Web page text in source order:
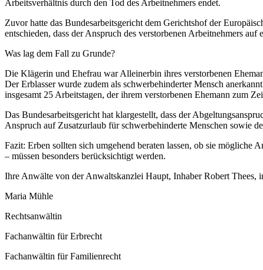
Arbeitsverhältnis durch den Tod des Arbeitnehmers endet.
Zuvor hatte das Bundesarbeitsgericht dem Gerichtshof der
entschieden, dass der Anspruch des verstorbenen Arbeitnehmers
Was lag dem Fall zu Grunde?
Die Klägerin und Ehefrau war Alleinerbin ihres verstorbenen
Der Erblasser wurde zudem als schwerbehinderter Mensch
insgesamt 25 Arbeitstagen, der ihrem verstorbenen Ehemann zum
Das Bundesarbeitsgericht hat klargestellt, dass der
Anspruch auf Zusatzurlaub für schwerbehinderte Menschen sowie
Fazit: Erben sollten sich umgehend beraten lassen, ob sie mögliche
– müssen besonders berücksichtigt werden.
Ihre Anwälte von der Anwaltskanzlei Haupt, Inhaber Robert Thees,
Maria Mühle
Rechtsanwältin
Fachanwältin für Erbrecht
Fachanwältin für Familienrecht